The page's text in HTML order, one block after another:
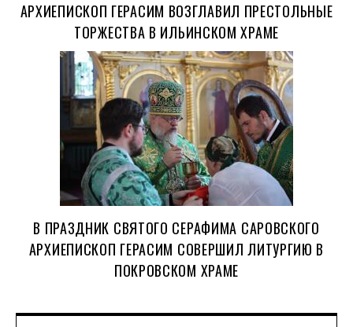
АРХИЕПИСКОП ГЕРАСИМ ВОЗГЛАВИЛ ПРЕСТОЛЬНЫЕ
ТОРЖЕСТВА В ИЛЬИНСКОМ ХРАМЕ
В ПРАЗДНИК СВЯТОГО СЕРАФИМА САРОВСКОГО
АРХИЕПИСКОП ГЕРАСИМ СОВЕРШИЛ ЛИТУРГИЮ В
ПОКРОВСКОМ ХРАМЕ